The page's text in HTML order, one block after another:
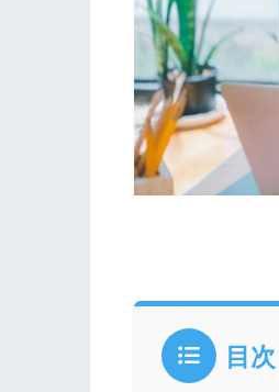
目次